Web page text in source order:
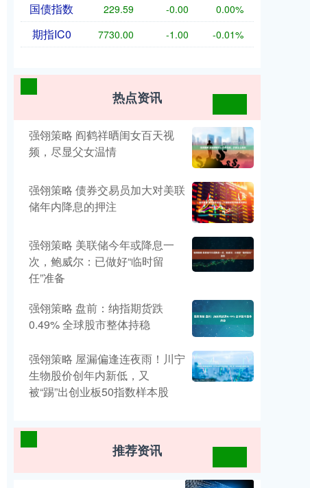
国债指数 229.59 -0.00 0.00%
期指IC0 7730.00 -1.00 -0.01%
热点资讯
强翎策略 阎鹤祥晒闺女百天视
频，尽显父女温情
强翎策略 债券交易员加大对美联
储年内降息的押注
强翎策略 美联储今年或降息一
次，鲍威尔：已做好“临时留
任”准备
强翎策略 盘前：纳指期货跌
0.49% 全球股市整体持稳
强翎策略 屋漏偏逢连夜雨！川宁
生物股价创年内新低，又
被“踢”出创业板50指数样本股
推荐资讯